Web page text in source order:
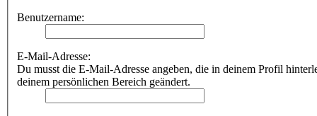
Benutzername:
E-Mail-Adresse:
Du musst die E-Mail-Adresse angeben, die in deinem Profil
deinem persönlichen Bereich geändert.